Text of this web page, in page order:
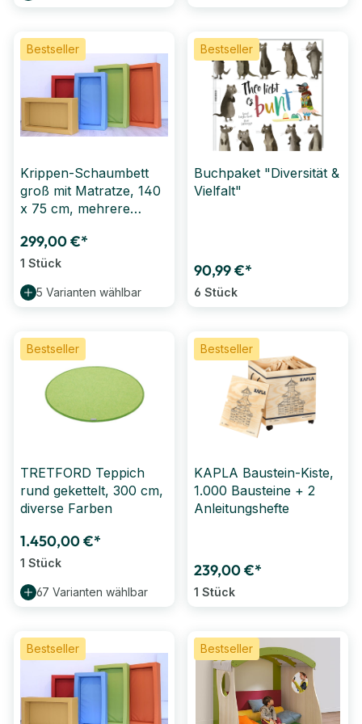
Bestseller
Krippen-Schaumbett
groß mit Matratze, 140
x 75 cm, mehrere
299,00 €*
1 Stück
5 Varianten wählbar
Bestseller
Buchpaket "Diversität &
Vielfalt"
90,99 €*
6 Stück
Bestseller
TRETFORD Teppich
rund gekettelt, 300 cm,
diverse Farben
1.450,00 €*
1 Stück
67 Varianten wählbar
Bestseller
KAPLA Baustein-Kiste,
1.000 Bausteine + 2
Anleitungshefte
239,00 €*
1 Stück
Bestseller Bestseller